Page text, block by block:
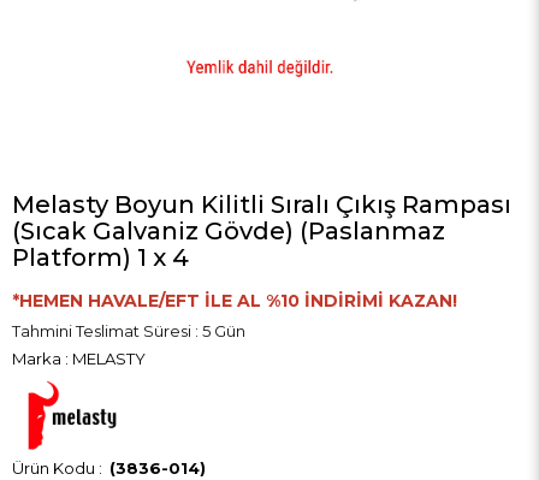
Melasty Boyun Kilitli Sıralı Çıkış Rampası
(Sıcak Galvaniz Gövde) (Paslanmaz
Platform) 1 x 4
*HEMEN HAVALE/EFT İLE AL %10 İNDİRİMİ KAZAN!
Tahmini Teslimat Süresi : 5 Gün
Marka : MELASTY
(3836-014)